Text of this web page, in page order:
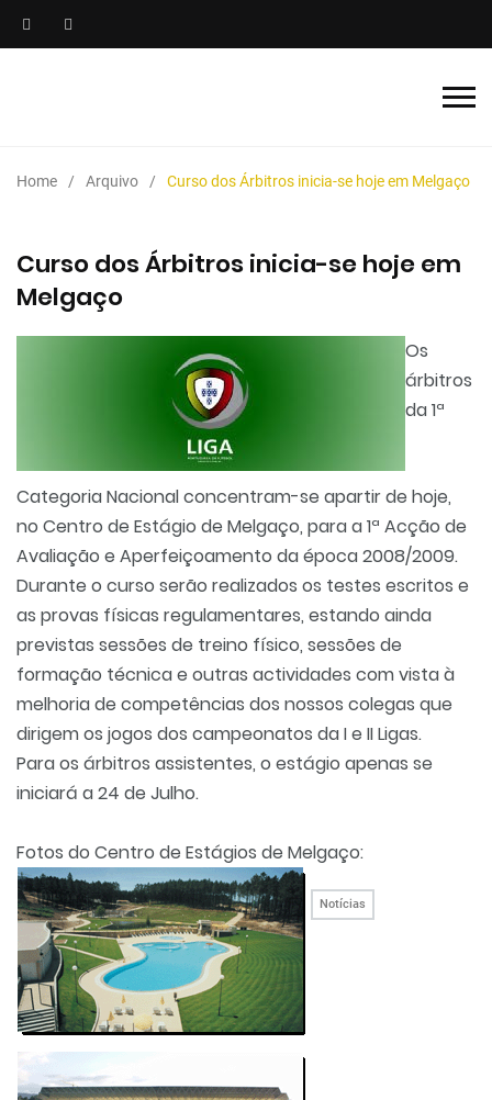
Home Arquivo Curso dos Árbitros inicia-se hoje em Melgaço
Curso dos Árbitros inicia-se hoje em
Melgaço
Os
árbitros
da 1ª
Categoria Nacional concentram-se apartir de hoje,
no Centro de Estágio de Melgaço, para a 1ª Acção de
Avaliação e Aperfeiçoamento da época 2008/2009.
Durante o curso serão realizados os testes escritos e
as provas físicas regulamentares, estando ainda
previstas sessões de treino físico, sessões de
formação técnica e outras actividades com vista à
melhoria de competências dos nossos colegas que
dirigem os jogos dos campeonatos da I e II Ligas.
Para os árbitros assistentes, o estágio apenas se
iniciará a 24 de Julho.
Fotos do Centro de Estágios de Melgaço:
Notícias